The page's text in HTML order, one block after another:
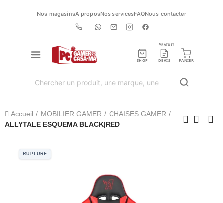
Nos magasinsA proposNos servicesFAQNous contacter
SHOP DEVIS
GRATUIT
PANIER
Accueil MOBILIER GAMER
CHAISES GAMER
ALLYTALE ESQUEMA BLACK|RED
RUPTURE